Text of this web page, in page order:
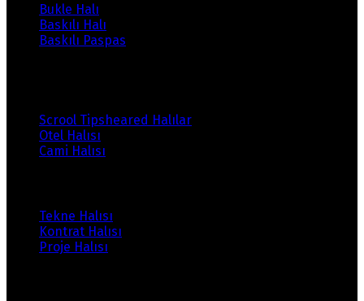
Bukle Halı
Baskılı Halı
Baskılı Paspas
Scrool Tipsheared Halılar
Otel Halısı
Cami Halısı
Tekne Halısı
Kontrat Halısı
Proje Halısı